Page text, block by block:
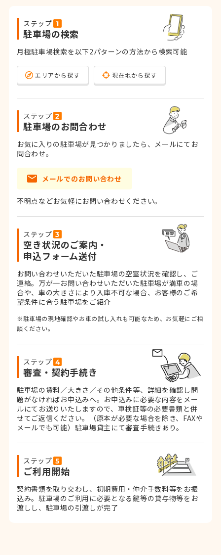
ステップ
駐車場の検索
月極駐車場検索を以下2パターンの方法から検索可能
エリアから探す 現在地から探す
ステップ
駐車場のお問合わせ
お気に入りの駐車場が見つかりましたら、メールにてお
問合わせ。
メールでのお問い合わせ
不明点などお気軽にお問い合わせください。
ステップ
空き状況のご案内・
申込フォーム送付
お問い合わせいただいた駐車場の空室状況を確認し、ご
連絡。 万が一お問い合わせいただいた駐車場が満車の場
合や、車の大きさにより入庫不可な場合、お客様のご希
望条件に合う駐車場をご紹介
※駐車場の現地確認やお車の試し入れも可能なため、お気軽にご相
談ください。
ステップ
審査・契約手続き
駐車場の賃料／大きさ／その他条件等、詳細を確認し問
題がなければお申込みへ。お申込みに必要な内容をメー
ルにてお送りいたしますので、車検証等の必要書類と併
せてご返信ください。
（原本が必要な場合を除き、FAXや
メールでも可能） 駐車場貸主にて審査手続きあり。
ステップ
ご利用開始
契約書類を取り交わし、初期費用・仲介手数料等をお振
込み。駐車場のご利用に必要となる鍵等の貸与物等をお
渡しし、駐車場の引渡しが完了